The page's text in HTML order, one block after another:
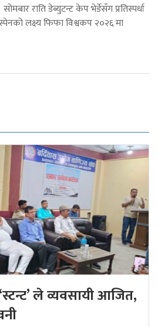
सोमबार राति डेब्युटन्ट केप भेर्डेसँग प्रतिस्पर्धा
लक्ष्य फिफा विश्वकप २०२६ मा
ले व्यवसायी आजित,